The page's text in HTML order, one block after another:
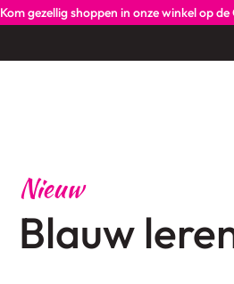
Kom gezellig shoppen in onze winkel op
Nieuw
Blauw